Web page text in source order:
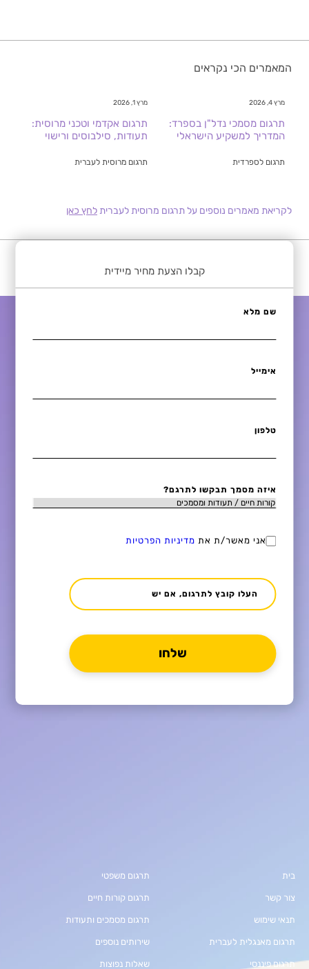
המאמרים הכי נקראים
מרץ 4, 2026
תרגום מסמכי נדל"ן בספרד:
המדריך למשקיע הישראלי
תרגום לספרדית
מרץ 1, 2026
תרגום אקדמי וטכני מרוסית:
תעודות, סילבוסים ורישוי
תרגום מרוסית לעברית
לקריאת מאמרים נוספים על תרגום מרוסית לעבריתלחץ כאן
קבלו הצעת מחיר מיידית
שם מלא
אימייל
טלפון
איזה מסמך תבקשו לתרגם?
אני מאשר/ת את מדיניות הפרטיות
העלו קובץ לתרגום, אם יש
בית
צור קשר
תנאי שימוש
תרגום מאנגלית לעברית
תרגום פיננסי
תרגום משפטי
תרגום קורות חיים
תרגום מסמכים ותעודות
שירותים נוספים
שאלות נפוצות